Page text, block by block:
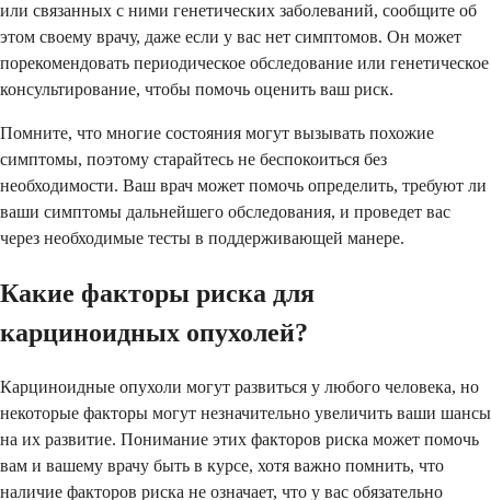
или связанных с ними генетических заболеваний, сообщите об
этом своему врачу, даже если у вас нет симптомов. Он может
порекомендовать периодическое обследование или генетическое
консультирование, чтобы помочь оценить ваш риск.
Помните, что многие состояния могут вызывать похожие
симптомы, поэтому старайтесь не беспокоиться без
необходимости. Ваш врач может помочь определить, требуют ли
ваши симптомы дальнейшего обследования, и проведет вас
через необходимые тесты в поддерживающей манере.
Какие факторы риска для
карциноидных опухолей?
Карциноидные опухоли могут развиться у любого человека, но
некоторые факторы могут незначительно увеличить ваши шансы
на их развитие. Понимание этих факторов риска может помочь
вам и вашему врачу быть в курсе, хотя важно помнить, что
наличие факторов риска не означает, что у вас обязательно